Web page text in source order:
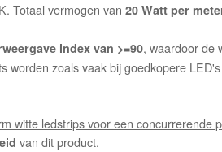
Totaal vermogen van20 Watt per
index van >=90, waardoor de
worden zoals vaak bij goedkopere
witte ledstrips voor een concurrerende
van dit product.